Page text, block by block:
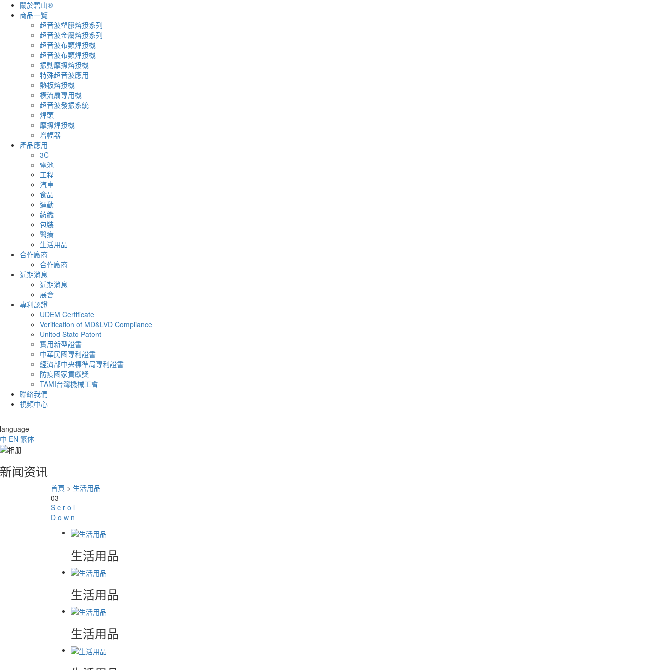
關於碧山®
商品一覽
超音波塑膠熔接系列
超音波金屬熔接系列
超音波布類焊接機
超音波布類焊接機
振動摩擦熔接機
特殊超音波應用
熱板熔接機
橫流扇專用機
超音波發振系統
焊頭
摩擦焊接機
增幅器
產品應用
3C
電池
工程
汽車
食品
運動
紡織
包裝
醫療
生活用品
合作廠商
合作廠商
近期消息
近期消息
展會
專利認證
UDEM Certificate
Verification of MD&LVD Compliance
United State Patent
實用新型證書
中華民國專利證書
經濟部中央標準局專利證書
防疫國家貢獻獎
TAMI台灣機械工會
聯絡我們
視頻中心
language
中 EN 繁体
新闻资讯
首頁 > 生活用品
03
S c r o l
D o w n
生活用品
生活用品
生活用品